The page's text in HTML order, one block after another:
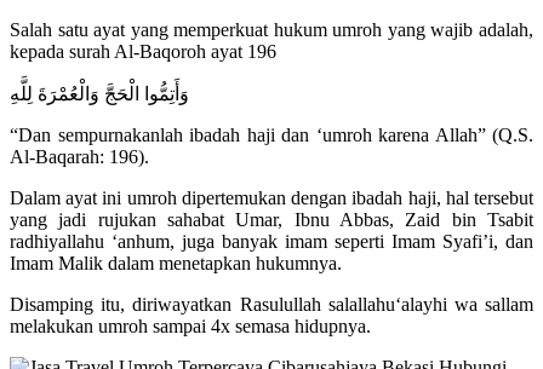
Salah satu ayat yang memperkuat hukum umroh yang wajib adalah,
kepada surah Al-Baqoroh ayat 196
وَأَتِمُّوا الْحَجَّ وَالْعُمْرَةَ لِلَّهِ
“Dan sempurnakanlah ibadah haji dan ‘umroh karena Allah” (Q.S.
Al-Baqarah: 196).
Dalam ayat ini umroh dipertemukan dengan ibadah haji, hal tersebut
yang jadi rujukan sahabat Umar, Ibnu Abbas, Zaid bin Tsabit
radhiyallahu ‘anhum, juga banyak imam seperti Imam Syafi’i, dan
Imam Malik dalam menetapkan hukumnya.
Disamping itu, diriwayatkan Rasulullah salallahu‘alayhi wa sallam
melakukan umroh sampai 4x semasa hidupnya.